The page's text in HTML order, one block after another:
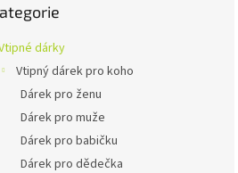
dárky
Vtipný dárek pro koho
Dárek pro ženu
Dárek pro muže
Dárek pro babičku
Dárek pro dědečka